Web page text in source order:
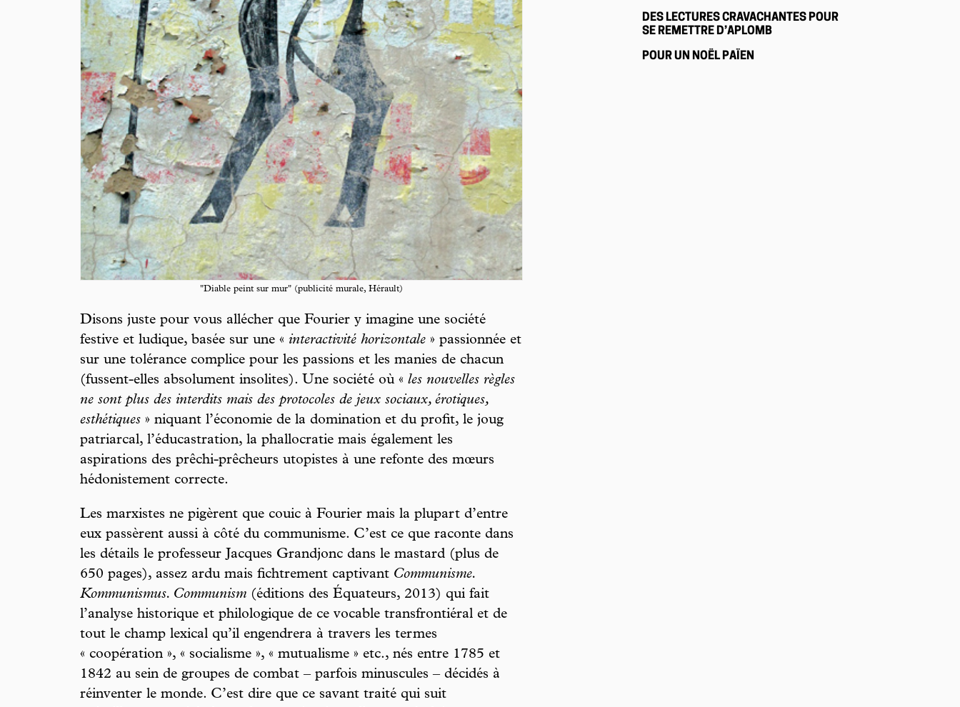
"Diable peint sur mur" (publicité murale, Hérault)
Disons juste pour vous allécher que Fourier y imagine une société
festive et ludique, basée sur une « interactivité horizontale » passionnée et
sur une tolérance complice pour les passions et les manies de chacun
(fussent-elles absolument insolites). Une société où « les nouvelles règles
ne sont plus des interdits mais des protocoles de jeux sociaux, érotiques,
esthétiques » niquant l’économie de la domination et du profit, le joug
patriarcal, l’éducastration, la phallocratie mais également les
aspirations des prêchi-prêcheurs utopistes à une refonte des mœurs
hédonistement correcte.
Les marxistes ne pigèrent que couic à Fourier mais la plupart d’entre
eux passèrent aussi à côté du communisme. C’est ce que raconte dans
les détails le professeur Jacques Grandjonc dans le mastard (plus de
650 pages), assez ardu mais fichtrement captivant Communisme.
Kommunismus. Communism (éditions des Équateurs, 2013) qui fait
l’analyse historique et philologique de ce vocable transfrontiéral et de
tout le champ lexical qu’il engendrera à travers les termes
« coopération », « socialisme », « mutualisme » etc., nés entre 1785 et
1842 au sein de groupes de combat – parfois minuscules – décidés à
réinventer le monde. C’est dire que ce savant traité qui suit
DES LECTURES CRAVACHANTES POUR
SE REMETTRE D’APLOMB
POUR UN NOËL PAÏEN